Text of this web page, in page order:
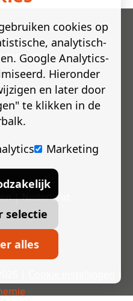
| Nederland
|
cookies op
analytisch-
Google Analytics-
Hieronder
en later door
te klikken in de
Marketing
selectie
alles